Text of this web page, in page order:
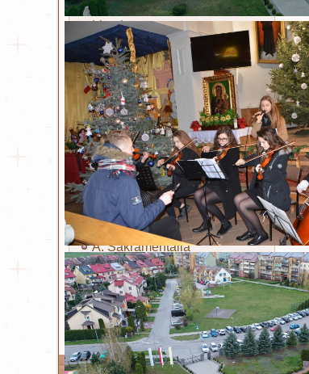
Życiorys
Litania
Sakramenty i obrzędy
Chrzest
Eucharystia
Bierzmowanie
Kapłaństwo
Małżeństwo
Namaszczenie chorych
Pokuta
A. Sakramentalia
B. Sakramentalia
Ta strona używa plików Cookies.